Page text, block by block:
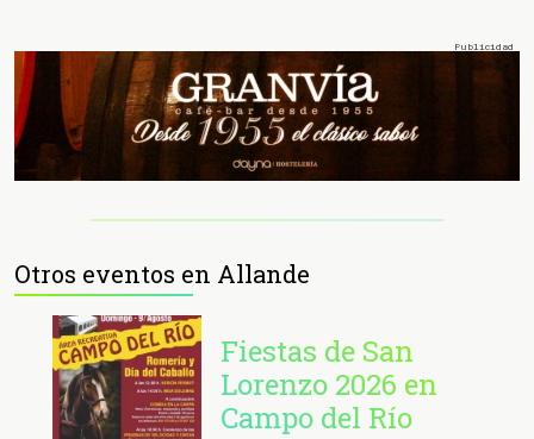
Otros eventos en Allande
Fiestas de San
Lorenzo 2026 en
Campo del Río